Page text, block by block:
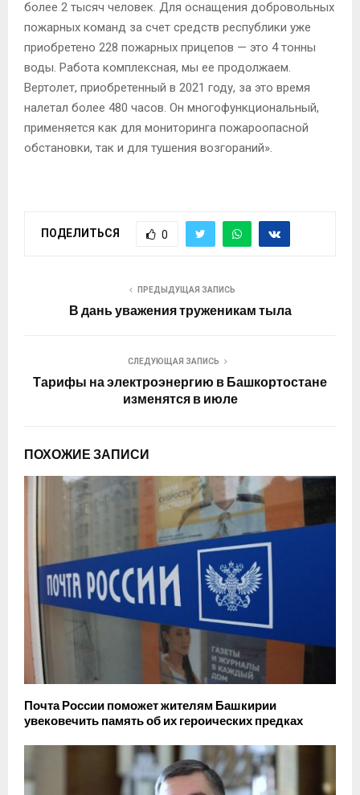
более 2 тысяч человек. Для оснащения добровольных
пожарных команд за счет средств республики уже
приобретено 228 пожарных прицепов — это 4 тонны
воды. Работа комплексная, мы ее продолжаем.
Вертолет, приобретенный в 2021 году, за это время
налетал более 480 часов. Он многофункциональный,
применяется как для мониторинга пожароопасной
обстановки, так и для тушения возгораний».
ПОДЕЛИТЬСЯ 0
ПРЕДЫДУЩАЯ ЗАПИСЬ
В дань уважения труженикам тыла
СЛЕДУЮЩАЯ ЗАПИСЬ
Тарифы на электроэнергию в Башкортостане
изменятся в июле
ПОХОЖИЕ ЗАПИСИ
Почта России поможет жителям Башкирии
увековечить память об их героических предках